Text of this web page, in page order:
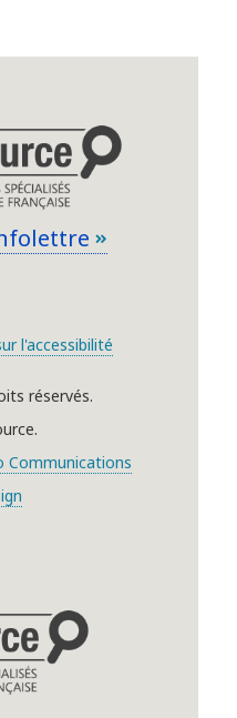
l'accessibilité
réservés.
Communications